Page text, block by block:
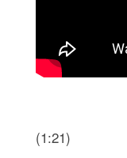
(1:21)